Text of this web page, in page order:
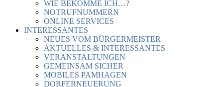
WIE BEKOMME ICH…?
NOTRUFNUMMERN
ONLINE SERVICES
INTERESSANTES
NEUES VOM BÜRGERMEISTER
AKTUELLES & INTERESSANTES
VERANSTALTUNGEN
GEMEINSAM SICHER
MOBILES PAMHAGEN
DORFERNEUERUNG